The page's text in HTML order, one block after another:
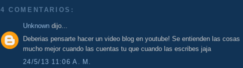
4 COMENTARIOS:
Unknown dijo...
Deberias pensarte hacer un video blog en youtube! Se entienden las cosas
mucho mejor cuando las cuentas tu que cuando las escribes jaja
24/5/13 11:06 A. M.